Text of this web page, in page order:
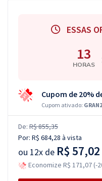
ESSAS
13
HORAS
Cupom de 20%
Cupom ativado:
De: R$ 855,35
Por: R$ 684,28 à vista
ou 12x de R$ 57,02
Economize R$ 171,07 (-